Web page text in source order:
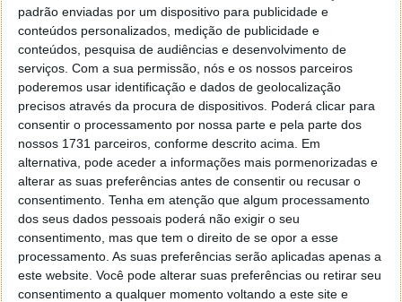
padrão enviadas por um dispositivo para publicidade e
conteúdos personalizados, medição de publicidade e
conteúdos, pesquisa de audiências e desenvolvimento de
serviços. Com a sua permissão, nós e os nossos parceiros
poderemos usar identificação e dados de geolocalização
precisos através da procura de dispositivos. Poderá clicar para
consentir o processamento por nossa parte e pela parte dos
nossos 1731 parceiros, conforme descrito acima. Em
alternativa, pode aceder a informações mais pormenorizadas e
alterar as suas preferências antes de consentir ou recusar o
consentimento. Tenha em atenção que algum processamento
dos seus dados pessoais poderá não exigir o seu
consentimento, mas que tem o direito de se opor a esse
processamento. As suas preferências serão aplicadas apenas a
este website. Você pode alterar suas preferências ou retirar seu
consentimento a qualquer momento voltando a este site e